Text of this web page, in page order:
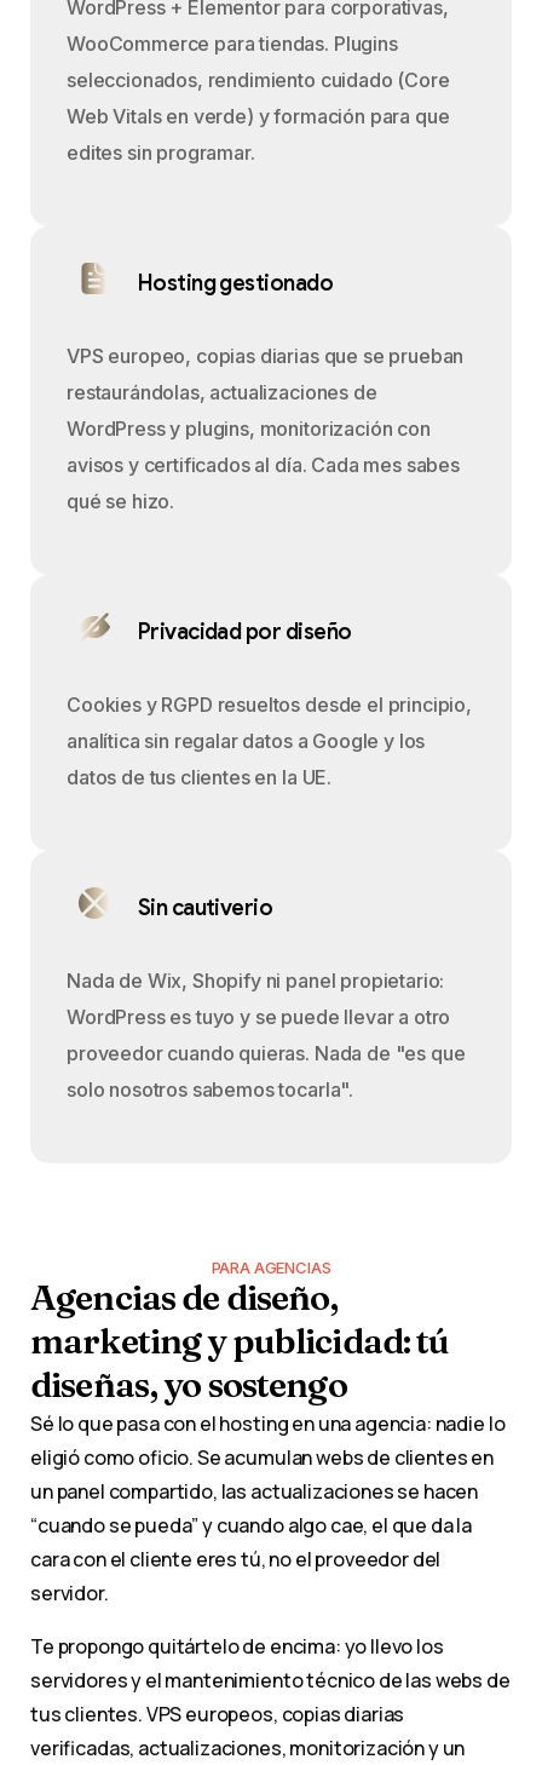
WordPress + Elementor para corporativas,
WooCommerce para tiendas. Plugins
seleccionados, rendimiento cuidado (Core
Web Vitals en verde) y formación para que
edites sin programar.
Hosting gestionado
VPS europeo, copias diarias que se prueban
restaurándolas, actualizaciones de
WordPress y plugins, monitorización con
avisos y certificados al día. Cada mes sabes
qué se hizo.
Privacidad por diseño
Cookies y RGPD resueltos desde el principio,
analítica sin regalar datos a Google y los
datos de tus clientes en la UE.
Sin cautiverio
Nada de Wix, Shopify ni panel propietario:
WordPress es tuyo y se puede llevar a otro
proveedor cuando quieras. Nada de "es que
solo nosotros sabemos tocarla".
PARA AGENCIAS
Agenciasde diseño,
marketingypublicidad:tú
diseñas,yosostengo
Sé lo que pasa con el hosting en una agencia: nadie lo
eligió como oficio. Se acumulan webs de clientes en
un panel compartido, las actualizaciones se hacen
“cuando se pueda” y cuando algo cae, el que da la
cara con el cliente eres tú, no el proveedor del
servidor.
Te propongo quitártelo de encima: yo llevo los
servidores y el mantenimiento técnico de las webs de
tus clientes. VPS europeos, copias diarias
verificadas, actualizaciones, monitorización y un